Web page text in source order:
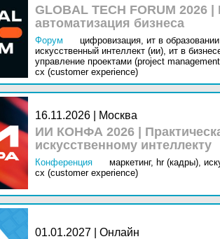
GLOBAL TECH FORUM
автоматизация бизнеса
Форум цифровизация, ит в
искусственный интеллект (ии), ит в
управление проектами (project
cx (customer experience)
16.11.2026 | Москва
ИИ КОНФА 2026 |
искусственному интеллекту
Конференция маркетинг, hr (кадры),
cx (customer experience)
01.01.2027 | Онлайн